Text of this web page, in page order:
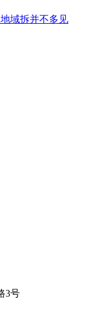
域拆并不多见
3号